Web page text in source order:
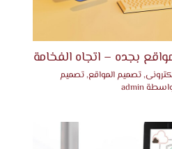
بجده – اتجاه الفخامة
,تصميم المواقع,تصميم
admin